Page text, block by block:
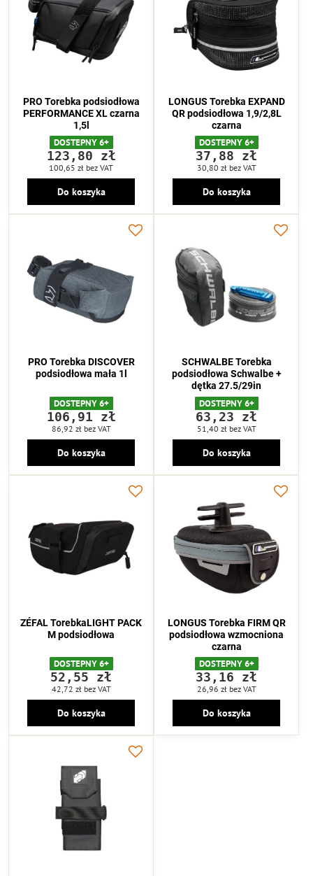
PRO Torebka podsiodłowa
PERFORMANCE XL czarna
1,5l
DOSTEPNY 6+
123,80 zł
100,65 zł bez VAT
Do koszyka
LONGUS Torebka EXPAND
QR podsiodłowa 1,9/2,8L
czarna
DOSTEPNY 6+
37,88 zł
30,80 zł bez VAT
Do koszyka
PRO Torebka DISCOVER
podsiodłowa mała 1l
DOSTEPNY 6+
106,91 zł
86,92 zł bez VAT
Do koszyka
SCHWALBE Torebka
podsiodłowa Schwalbe +
dętka 27.5/29in
DOSTEPNY 6+
63,23 zł
51,40 zł bez VAT
Do koszyka
ZÉFAL TorebkaLIGHT PACK
M podsiodłowa
DOSTEPNY 6+
52,55 zł
42,72 zł bez VAT
Do koszyka
LONGUS Torebka FIRM QR
podsiodłowa wzmocniona
czarna
DOSTEPNY 6+
33,16 zł
26,96 zł bez VAT
Do koszyka